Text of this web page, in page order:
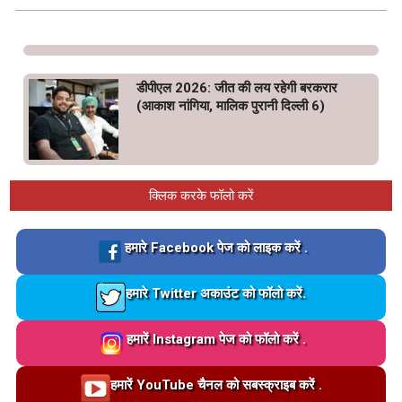
डीपीएल 2026: जीत की लय रहेगी बरकरार
(आकाश नांगिया, मालिक पुरानी दिल्ली 6)
क्लिक करके फॉलो करें
Loading…
हमारे Facebook पेज को लाइक करें .
Loading…
हमारे Twitter अकाउंट को फॉलो करें.
Loading…
हमारें Instagram पेज को फॉलो करें .
Loading…
हमारें YouTube चैनल को सबस्क्राइब करें .